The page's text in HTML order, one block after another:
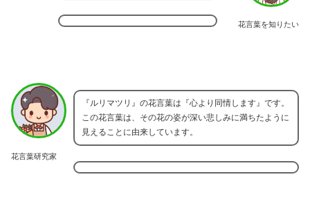
花言葉を知りたい
花言葉研究家
『ルリマツリ』の花言葉は『心より同情します』です。
この花言葉は、その花の姿が深い悲しみに満ちたように
見えることに由来しています。